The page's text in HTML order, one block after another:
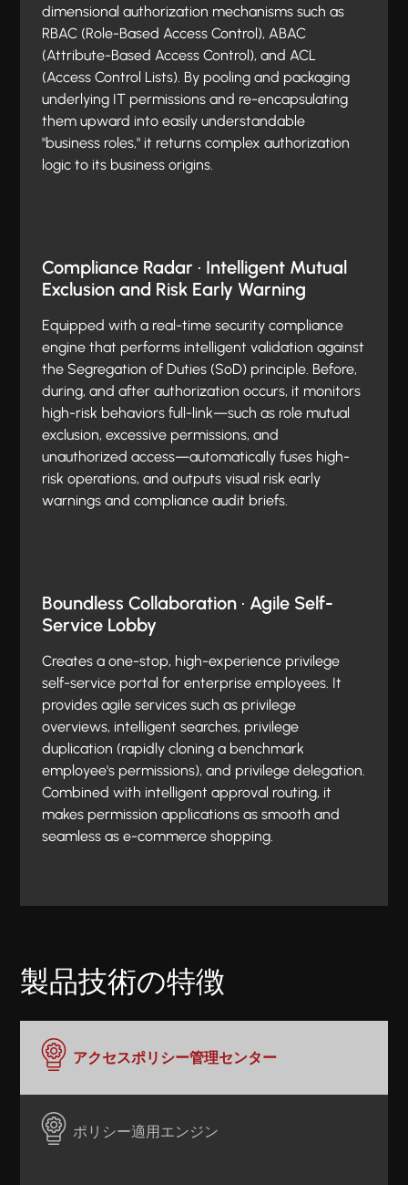
dimensional authorization mechanisms such as
RBAC (Role-Based Access Control), ABAC
(Attribute-Based Access Control), and ACL
(Access Control Lists). By pooling and packaging
underlying IT permissions and re-encapsulating
them upward into easily understandable
"business roles," it returns complex authorization
logic to its business origins.
Compliance Radar · Intelligent Mutual
Exclusion and Risk Early Warning
Equipped with a real-time security compliance
engine that performs intelligent validation against
the Segregation of Duties (SoD) principle. Before,
during, and after authorization occurs, it monitors
high-risk behaviors full-link—such as role mutual
exclusion, excessive permissions, and
unauthorized access—automatically fuses high-
risk operations, and outputs visual risk early
warnings and compliance audit briefs.
Boundless Collaboration · Agile Self-
Service Lobby
Creates a one-stop, high-experience privilege
self-service portal for enterprise employees. It
provides agile services such as privilege
overviews, intelligent searches, privilege
duplication (rapidly cloning a benchmark
employee's permissions), and privilege delegation.
Combined with intelligent approval routing, it
makes permission applications as smooth and
seamless as e-commerce shopping.
製品技術の特徴
アクセスポリシー管理センター
ポリシー適用エンジン